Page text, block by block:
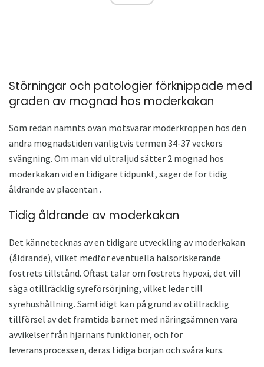
Störningar och patologier förknippade med
graden av mognad hos moderkakan
Som redan nämnts ovan motsvarar moderkroppen hos den
andra mognadstiden vanligtvis termen 34-37 veckors
svängning. Om man vid ultraljud sätter 2 mognad hos
moderkakan vid en tidigare tidpunkt, säger de för tidig
åldrande av placentan .
Tidig åldrande av moderkakan
Det kännetecknas av en tidigare utveckling av moderkakan
(åldrande), vilket medför eventuella hälsoriskerande
fostrets tillstånd. Oftast talar om fostrets hypoxi, det vill
säga otillräcklig syreförsörjning, vilket leder till
syrehushållning. Samtidigt kan på grund av otillräcklig
tillförsel av det framtida barnet med näringsämnen vara
avvikelser från hjärnans funktioner, och för
leveransprocessen, deras tidiga början och svåra kurs.